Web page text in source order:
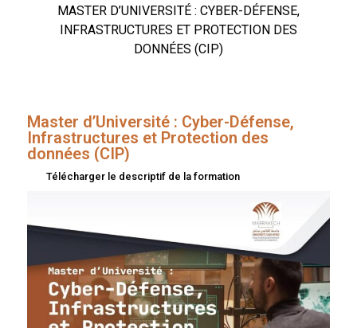
MASTER D’UNIVERSITÉ : CYBER-DÉFENSE,
INFRASTRUCTURES ET PROTECTION DES
DONNÉES (CIP)
Master d’Université : Cyber-Défense,
Infrastructures et Protection des
données (CIP)
Télécharger le descriptif de la formation